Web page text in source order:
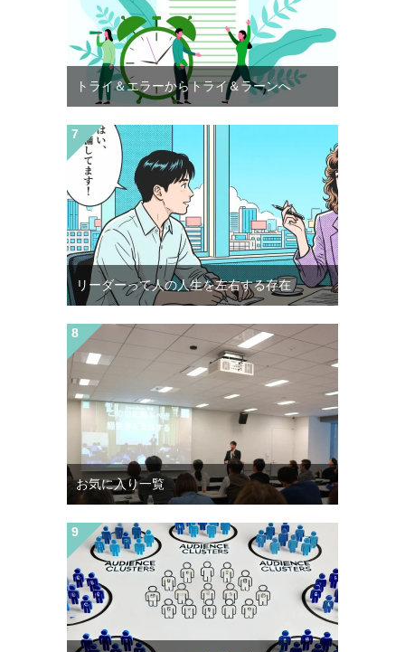
トライ＆エラーからトライ＆ラーンへ
リーダーって人の人生を左右する存在
お気に入り一覧